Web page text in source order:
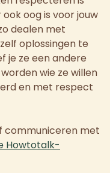
oog is voor jouw
dealen met
oplossingen te
je ze een andere
wie ze willen
en met respect
communiceren met
Howtotalk-